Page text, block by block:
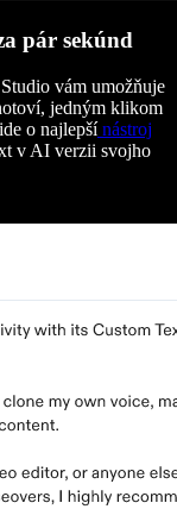
pár sekúnd
vám umožňuje
jedným klikom
o najlepšínástroj
v AI verzii svojho